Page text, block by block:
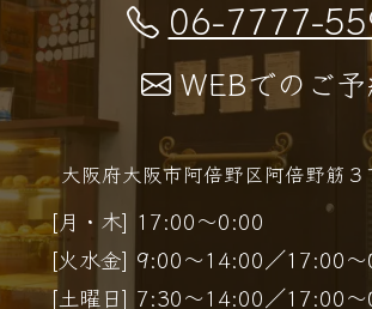
06-7777-
WEBでのご
大阪府大阪市阿倍野区阿倍野筋３
[月・木] 17:00～0:00
[火水金] 9:00～14:00／17:00
[土曜日] 7:30～14:00／17:00